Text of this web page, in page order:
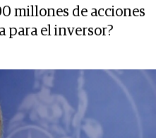
millones de acciones
para el inversor?